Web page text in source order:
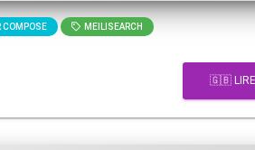
COMPOSE MEILISEARCH
🇬🇧 LIRE